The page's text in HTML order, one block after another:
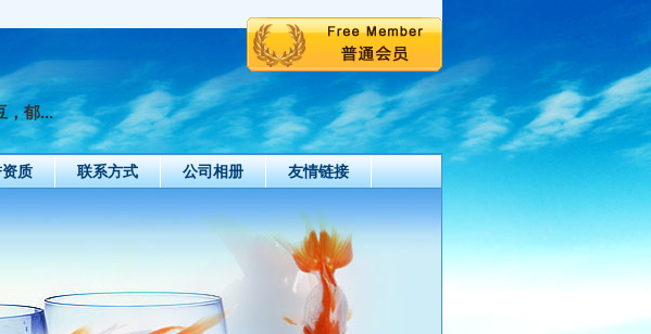
，郁...
质 联系方式 公司相册 友情链接